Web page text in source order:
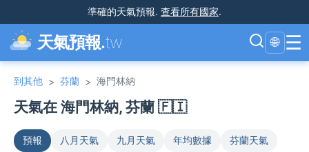
準確的天氣預報. 查看所有國家.
天氣預報.tw 🌐 ☰
到其他 > 芬蘭 > 海門林納
天氣在 海門林納, 芬蘭 🇫🇮
預報 八月天氣 九月天氣 年均數據 芬蘭天氣